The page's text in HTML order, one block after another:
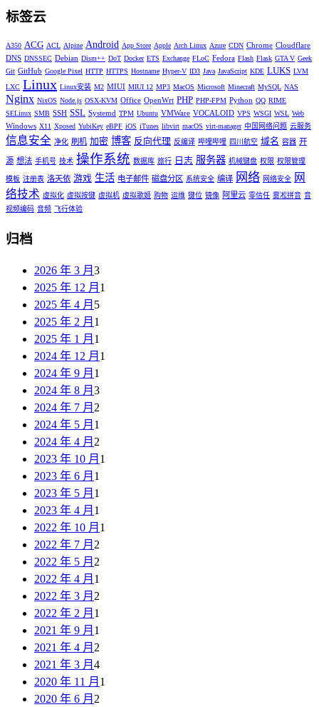
标签云
A350 ACG ACL Alpine Android App Store Apple Arch Linux Azure CDN Chrome Cloudflare
DNS DNSSEC Debian Dism++ DoT Docker ETS Exchange FLoC Fedora Flash Flask GTA V Geek
Git GitHub Google Pixel HTTP HTTPS Hostname Hyper-V ID3 Java JavaScript KDE LUKS LVM
LXC Linux Linux安装 M2 MIUI MIUI 12 MP3 MacOS Microsoft Minecraft MySQL NAS
Nginx NixOS Node.js OSX-KVM Office OpenWrt PHP PHP-FPM Python QQ RIME
SELinux SMB SSH SSL Systemd TPM Ubuntu VMWare VOCALOID VPS WSGI WSL Web
Windows X11 Xposed YubiKey eBPF iOS iTunes libvirt macOS virt-manager 中国网络问题 云服务
信息安全 净化 刷机 加密 博客 反向代理 反编译 哔哩哔哩 四川航空 域名 容器 开
源 想法 手机号 技术 操作系统 数据库 旅行 日志 服务器 机械键盘 权限 权限管理
模板 注册表 洛天依 游戏 生活 电子邮件 磁盘分区 系统安全 编译 网络 网络安全 网
络技术 虚拟化 虚拟按键 虚拟机 虚拟歌姬 购物 运维 键位 镜像 阿里云 零信任 雾凇拼音 音
视频编码 音频 飞行体验
归档
2026 年 3 月 3
2025 年 12 月 1
2025 年 4 月 5
2025 年 2 月 1
2025 年 1 月 1
2024 年 12 月 1
2024 年 9 月 1
2024 年 8 月 3
2024 年 7 月 2
2024 年 5 月 1
2024 年 4 月 2
2023 年 10 月 1
2023 年 6 月 1
2023 年 5 月 1
2023 年 4 月 1
2022 年 10 月 1
2022 年 7 月 2
2022 年 5 月 2
2022 年 4 月 1
2022 年 3 月 2
2022 年 2 月 1
2021 年 9 月 1
2021 年 4 月 2
2021 年 3 月 4
2020 年 11 月 1
2020 年 6 月 2